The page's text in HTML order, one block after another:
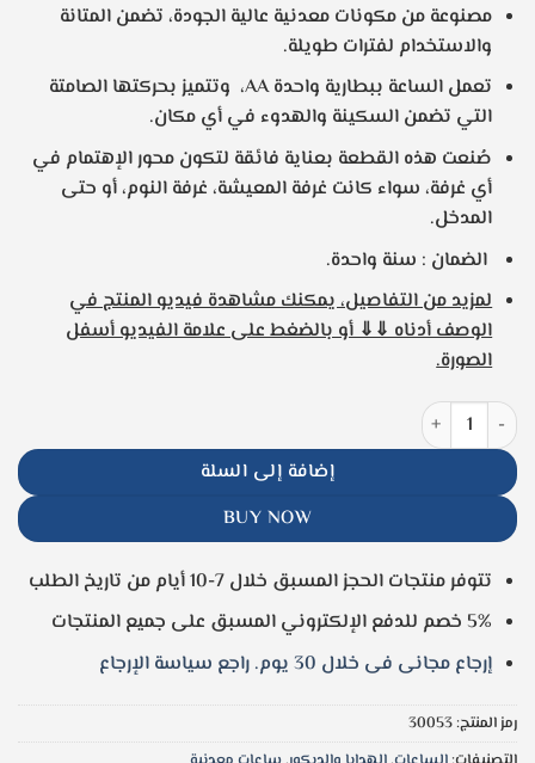
مصنوعة من مكونات معدنية عالية الجودة، تضمن المتانة
والاستخدام لفترات طويلة.
تعمل الساعة ببطارية واحدة AA، وتتميز بحركتها الصامتة
التي تضمن السكينة والهدوء في أي مكان.
صُنعت هذه القطعة بعناية فائقة لتكون محور الإهتمام في
أي غرفة، سواء كانت غرفة المعيشة، غرفة النوم، أو حتى
المدخل.
الضمان : سنة واحدة.
لمزيد من التفاصيل، يمكنك مشاهدة فيديو المنتج في
الوصف أدناه ⇓⇓ أو بالضغط على علامة الفيديو أسفل
الصورة.
كمية ساعة حائط معدنية بتصميم الطاووس الذهبي، موديل 030053
إضافة إلى السلة
BUY NOW
تتوفر منتجات الحجز المسبق خلال 7-10 أيام من تاريخ الطلب
5% خصم للدفع الإلكتروني المسبق على جميع المنتجات
إرجاع مجانى فى خلال 30 يوم. راجع سياسة الإرجاع
رمز المنتج:30053